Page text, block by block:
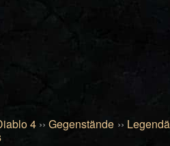
4››Gegenstände ››